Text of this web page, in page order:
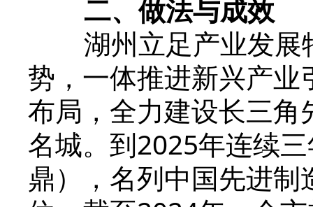
二、做法与成效
湖州立足产业发展
势，一体推进新兴产
布局，全力建设长三
名城。到2025年连续
鼎），名列中国先进